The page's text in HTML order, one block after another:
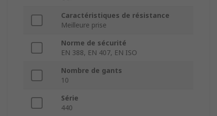
Caractéristiques de résistance
Meilleure prise
Norme de sécurité
EN 388, EN 407, EN ISO
Nombre de gants
10
Série
440